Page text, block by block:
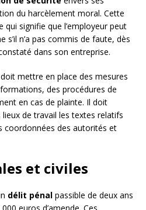
du harcèlement moral. Cette
signifie que l’employeur peut
n’a pas commis de faute, dès
dans son entreprise.
mettre en place des mesures
des procédures de
en cas de plainte. Il doit
de travail les textes relatifs
coordonnées des autorités et
et civiles
délit pénal passible de deux ans